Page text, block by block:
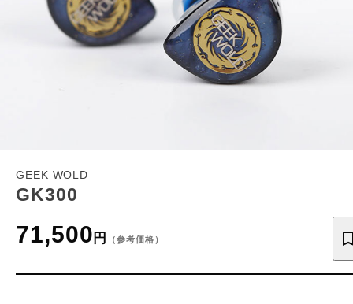
GEEK WOLD
GK300
71,500 円 （参考価格）